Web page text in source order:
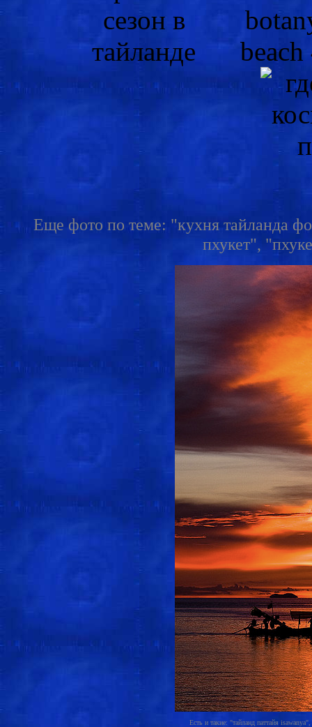
Еще фото по теме: "кухня тайланда
пхукет",
Есть и такие: "тайланд паттайя